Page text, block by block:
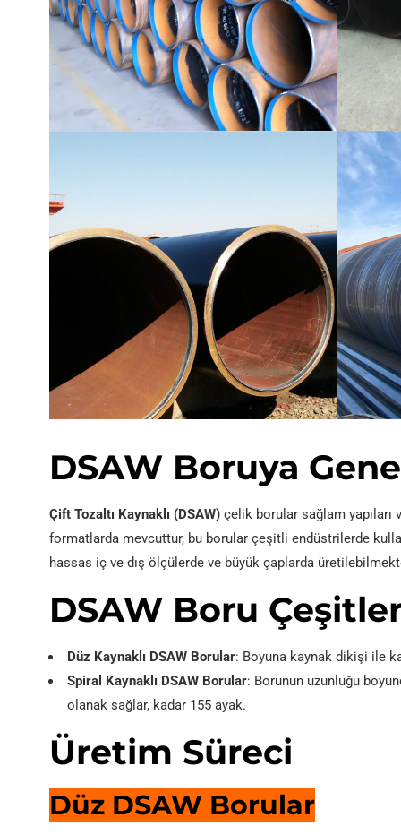
İÇİNDE 10219 Kaynaklı
boru
DSAW Boruya
Çift Tozaltı Kaynaklı (DSAW) çelik borular sağlam
formatlarda mevcuttur, bu borular çeşitli endüstrilerde
hassas iç ve dış ölçülerde ve büyük çaplarda
DSAW Boru
Düz Kaynaklı DSAW Borular: Boyuna kaynak dikişi ile
Spiral Kaynaklı DSAW Borular: Borunun uzunluğu
olanak sağlar, kadar 155 ayak.
Üretim Süreci
Düz DSAW Borular